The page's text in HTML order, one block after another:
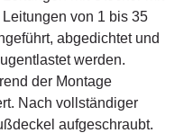
von 1 bis 35
abgedichtet und
werden.
der Montage
Nach vollständiger
aufgeschraubt.